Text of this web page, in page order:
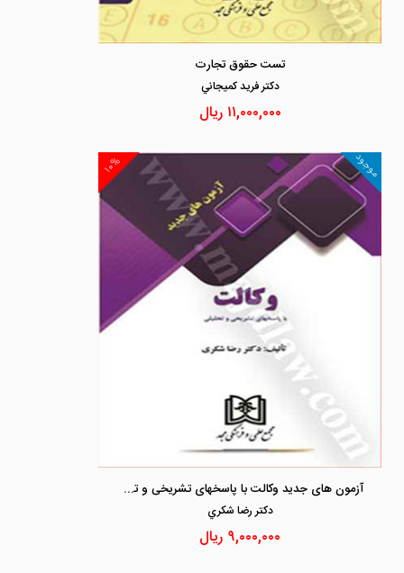
تست حقوق تجارت
دكتر فريد كميجاني
۱۱,۰۰۰,۰۰۰ ریال
۱۰% موجود
آزمون های جدید وکالت با پاسخهای تشریخی و تحلیلی
دكتر رضا شكري
۹,۰۰۰,۰۰۰ ریال